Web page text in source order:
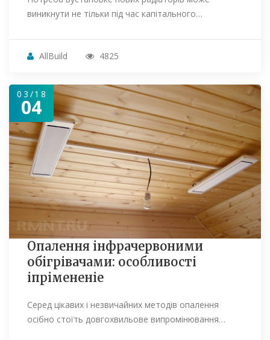
виникнути не тільки під час капітального…
AllBuild 4825
03/18
04
Опалення інфрачервоними
обігрівачами: особливості
іпрімененіе
Серед цікавих і незвичайних методів опалення
осібно стоїть довгохвильове випромінювання…